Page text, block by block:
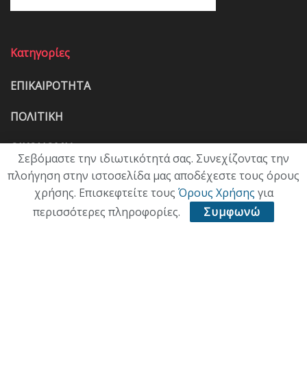
Κατηγορίες
ΕΠΙΚΑΙΡΟΤΗΤΑ
ΠΟΛΙΤΙΚΗ
ΟΙΚΟΝΟΜΙΑ
ΠΟΛΙΤΙΣΜΟΣ
ΥΓΕΙΑ
Σεβόμαστε την ιδιωτικότητά σας. Συνεχίζοντας την
πλοήγηση στην ιστοσελίδα μας αποδέχεστε τους όρους
χρήσης. Επισκεφτείτε τους Όρους Χρήσης για
περισσότερες πληροφορίες.
Συμφωνώ